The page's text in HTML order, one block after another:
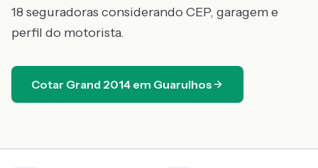
18 seguradoras considerando CEP, garagem e
perfil do motorista.
Cotar Grand 2014 em Guarulhos